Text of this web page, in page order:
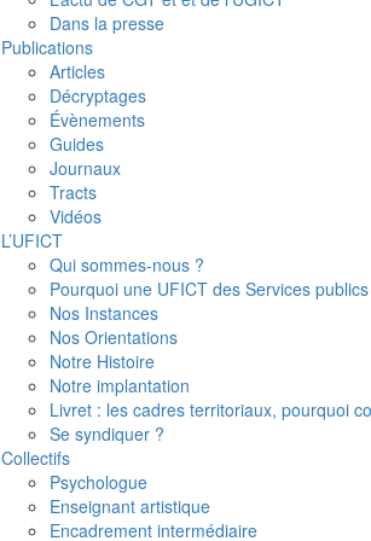
Dans la presse
Publications
Articles
Décryptages
Évènements
Guides
Journaux
Tracts
Vidéos
L’UFICT
Qui sommes-nous ?
Pourquoi une UFICT des Services
Nos Instances
Nos Orientations
Notre Histoire
Notre implantation
Livret : les cadres territoriaux, pourquoi
Se syndiquer ?
Collectifs
Psychologue
Enseignant artistique
Encadrement intermédiaire